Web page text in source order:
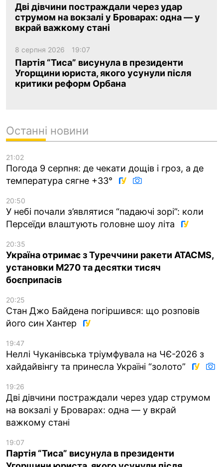
Дві дівчини постраждали через удар
струмом на вокзалі у Броварах: одна — у
вкрай важкому стані
8 серпня 2026 19:07
Партія “Тиса” висунула в президенти
Угорщини юриста, якого усунули після
критики реформ Орбана
Останні новини
21:02
Погода 9 серпня: де чекати дощів і гроз, а де
температура сягне +33°
20:50
У небі почали з’являтися “падаючі зорі”: коли
Персеїди влаштують головне шоу літа
20:35
Україна отримає з Туреччини ракети ATACMS,
установки M270 та десятки тисяч
боєприпасів
20:25
Стан Джо Байдена погіршився: що розповів
його син Хантер
19:47
Неллі Чуканівська тріумфувала на ЧЄ-2026 з
хайдайвінгу та принесла Україні “золото”
19:26
Дві дівчини постраждали через удар струмом
на вокзалі у Броварах: одна — у вкрай
важкому стані
19:07
Партія “Тиса” висунула в президенти